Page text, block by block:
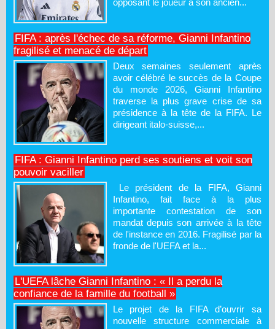
opposant le joueur à son ancien...
FIFA : après l'échec de sa réforme, Gianni Infantino
fragilisé et menacé de départ
Deux semaines seulement après
avoir célébré le succès de la Coupe
du monde 2026, Gianni Infantino
traverse la plus grave crise de sa
présidence à la tête de la FIFA. Le
dirigeant italo-suisse,...
FIFA : Gianni Infantino perd ses soutiens et voit son
pouvoir vaciller
Le président de la FIFA, Gianni
Infantino, fait face à la plus
importante contestation de son
mandat depuis son arrivée à la tête
de l'instance en 2016. Fragilisé par la
fronde de l'UEFA et la...
L'UEFA lâche Gianni Infantino : « Il a perdu la
confiance de la famille du football »
Le projet de la FIFA d’ouvrir sa
nouvelle structure commerciale à